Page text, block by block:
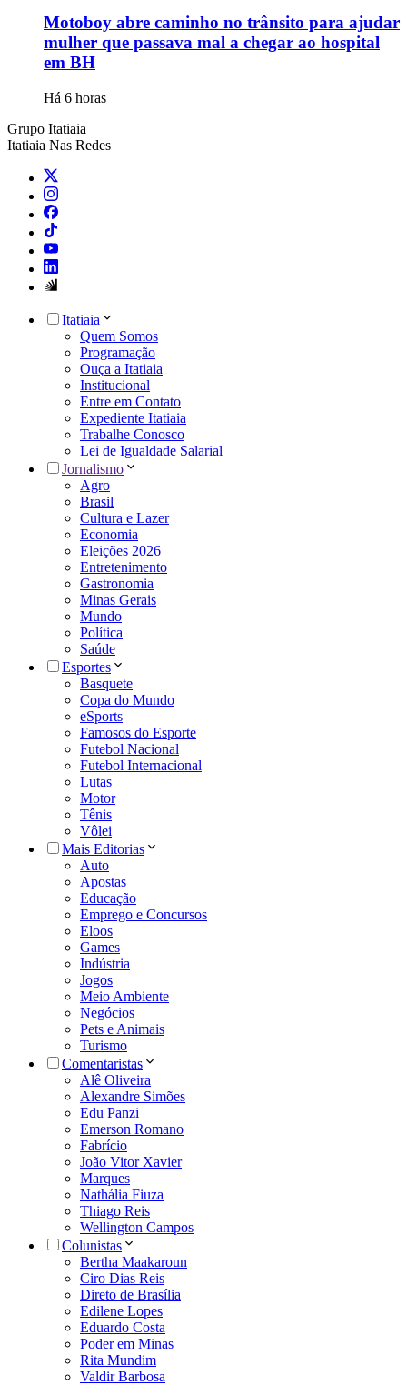
Motoboy abre caminho no trânsito para ajudar
mulher que passava mal a chegar ao hospital
em BH
Há 6 horas
Grupo Itatiaia
Itatiaia Nas Redes
Itatiaia
Quem Somos
Programação
Ouça a Itatiaia
Institucional
Entre em Contato
Expediente Itatiaia
Trabalhe Conosco
Lei de Igualdade Salarial
Jornalismo
Agro
Brasil
Cultura e Lazer
Economia
Eleições 2026
Entretenimento
Gastronomia
Minas Gerais
Mundo
Política
Saúde
Esportes
Basquete
Copa do Mundo
eSports
Famosos do Esporte
Futebol Nacional
Futebol Internacional
Lutas
Motor
Tênis
Vôlei
Mais Editorias
Auto
Apostas
Educação
Emprego e Concursos
Eloos
Games
Indústria
Jogos
Meio Ambiente
Negócios
Pets e Animais
Turismo
Comentaristas
Alê Oliveira
Alexandre Simões
Edu Panzi
Emerson Romano
Fabrício
João Vitor Xavier
Marques
Nathália Fiuza
Thiago Reis
Wellington Campos
Colunistas
Bertha Maakaroun
Ciro Dias Reis
Direto de Brasília
Edilene Lopes
Eduardo Costa
Poder em Minas
Rita Mundim
Valdir Barbosa